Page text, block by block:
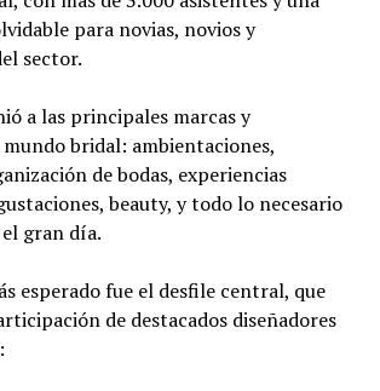
para novias, novios y
sector.
a las principales marcas y
bridal: ambientaciones,
de bodas, experiencias
beauty, y todo lo necesario
gran día.
esperado fue el desfile central, que
de destacados diseñadores